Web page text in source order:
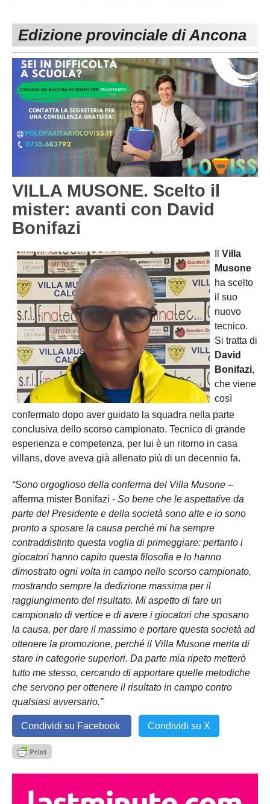
Carica la tua Rosa
1^ CATEGORIA
2^ CATEGORIA
3^ CATEGORIA
GIOVANILI
Edizione provinciale di Ancona
VILLA MUSONE. Scelto il
mister: avanti con David
Bonifazi
Villa
Musone
ha scelto
il suo
nuovo
tecnico.
Si tratta di
David
Bonifazi,
che viene
così
confermato dopo aver guidato la squadra nella parte
conclusiva dello scorso campionato. Tecnico di grande
esperienza e competenza, per lui è un ritorno in casa
villans, dove aveva già allenato più di un decennio fa.
“Sono orgoglioso della conferma del Villa Musone –
afferma mister Bonifazi - So bene che le aspettative da
parte del Presidente e della società sono alte e io sono
pronto a sposare la causa perché mi ha sempre
contraddistinto questa voglia di primeggiare: pertanto i
giocatori hanno capito questa filosofia e lo hanno
dimostrato ogni volta in campo nello scorso campionato,
mostrando sempre la dedizione massima per il
raggiungimento del risultato. Mi aspetto di fare un
campionato di vertice e di avere i giocatori che sposano
la causa, per dare il massimo e portare questa società ad
ottenere la promozione, perché il Villa Musone merita di
stare in categorie superiori. Da parte mia ripeto metterò
tutto me stesso, cercando di apportare quelle metodiche
che servono per ottenere il risultato in campo contro
qualsiasi avversario.”
Condividi su Facebook Condividi su X